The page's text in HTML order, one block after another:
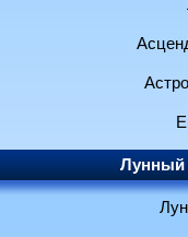
Лунный